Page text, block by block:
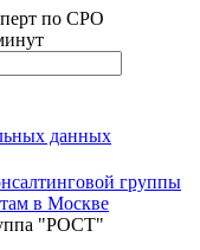
по СРО
данных
"РОСТ"